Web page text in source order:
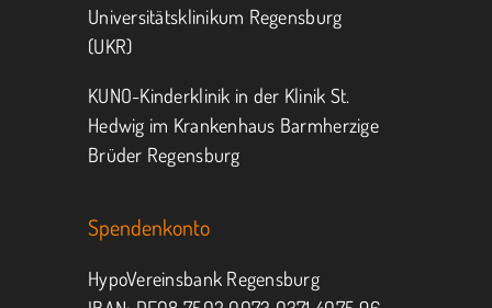
Universitätsklinikum Regensburg
(UKR)
KUNO-Kinderklinik in der Klinik St.
Hedwig im Krankenhaus Barmherzige
Brüder Regensburg
Spendenkonto
HypoVereinsbank Regensburg